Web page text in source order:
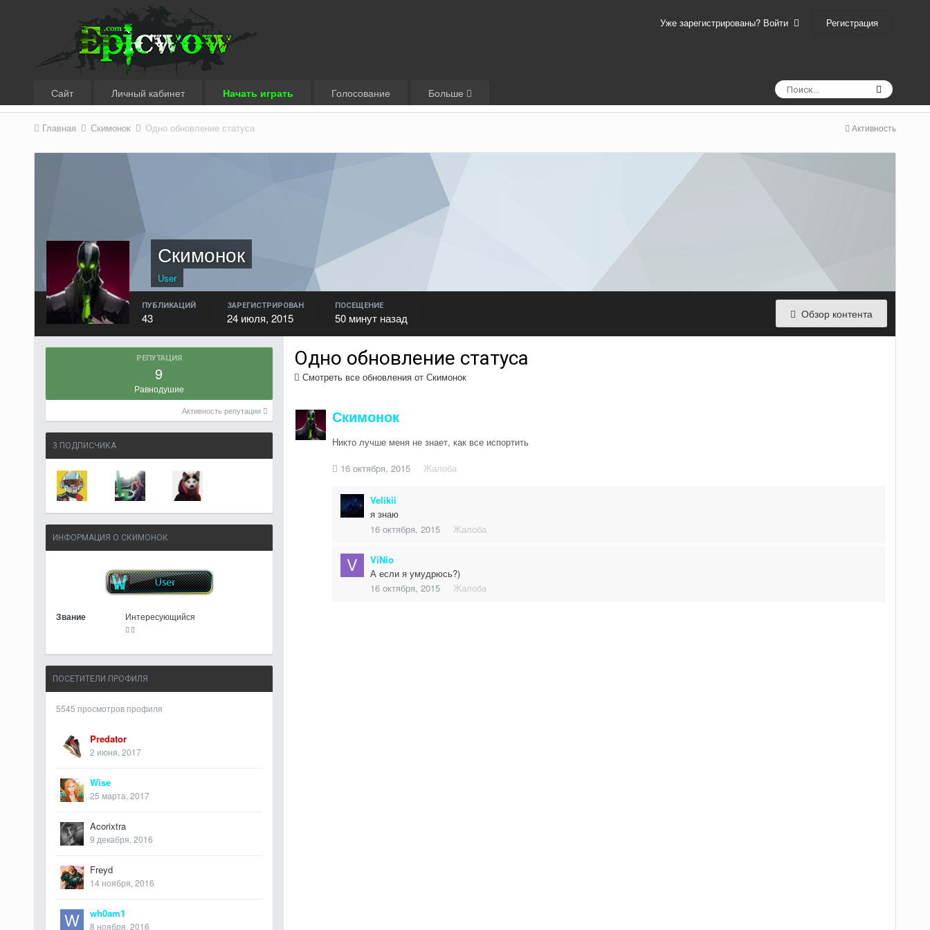
Уже зарегистрированы? Войти Регистрация
Сайт Личный кабинет Начать играть Голосование Больше
Активность
Главная Скимонок Одно обновление статуса
Скимонок
User
Обзор контента
ПУБЛИКАЦИЙ
43
ЗАРЕГИСТРИРОВАН
24 июля, 2015
ПОСЕЩЕНИЕ
50 минут назад
РЕПУТАЦИЯ
9
Равнодушие
Активность репутации
3 ПОДПИСЧИКА
ИНФОРМАЦИЯ О СКИМОНОК
Звание Интересующийся
ПОСЕТИТЕЛИ ПРОФИЛЯ
5545 просмотров профиля
Predator
2 июня, 2017
Wise
25 марта, 2017
Acorixtra
9 декабря, 2016
Freyd
14 ноября, 2016
wh0am1
8 ноября, 2016
Одно обновление статуса
Смотреть все обновления от Скимонок
Скимонок
Никто лучше меня не знает, как все испортить
16 октября, 2015
Жалоба
Velikii
я знаю
16 октября, 2015
Жалоба
ViNio
А если я умудрюсь?)
16 октября, 2015
Жалоба